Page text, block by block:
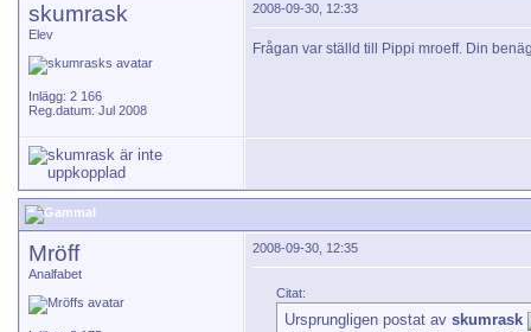
skumrask
Elev
Inlägg: 2 166
Reg.datum: Jul 2008
2008-09-30, 12:33
Frågan var ställd till Pippi mroeff. Din
Mröff
Analfabet
2008-09-30, 12:35
Citat:
Ursprungligen postat av skumrask